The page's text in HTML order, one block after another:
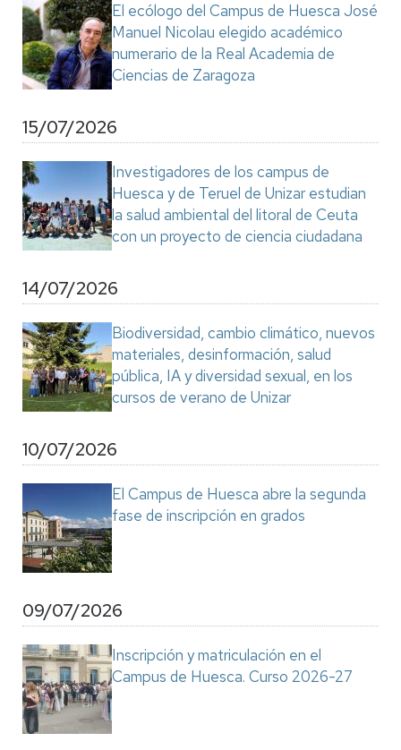
El ecólogo del Campus de Huesca José
Manuel Nicolau elegido académico
numerario de la Real Academia de
Ciencias de Zaragoza
15/07/2026
Investigadores de los campus de
Huesca y de Teruel de Unizar estudian
la salud ambiental del litoral de Ceuta
con un proyecto de ciencia ciudadana
14/07/2026
Biodiversidad, cambio climático, nuevos
materiales, desinformación, salud
pública, IA y diversidad sexual, en los
cursos de verano de Unizar
10/07/2026
El Campus de Huesca abre la segunda
fase de inscripción en grados
09/07/2026
Inscripción y matriculación en el
Campus de Huesca. Curso 2026-27